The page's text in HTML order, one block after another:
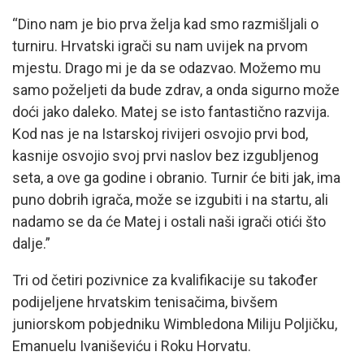
“Dino nam je bio prva želja kad smo razmišljali o
turniru. Hrvatski igrači su nam uvijek na prvom
mjestu. Drago mi je da se odazvao. Možemo mu
samo poželjeti da bude zdrav, a onda sigurno može
doći jako daleko. Matej se isto fantastično razvija.
Kod nas je na Istarskoj rivijeri osvojio prvi bod,
kasnije osvojio svoj prvi naslov bez izgubljenog
seta, a ove ga godine i obranio. Turnir će biti jak, ima
puno dobrih igrača, može se izgubiti i na startu, ali
nadamo se da će Matej i ostali naši igrači otići što
dalje.”
Tri od četiri pozivnice za kvalifikacije su također
podijeljene hrvatskim tenisačima, bivšem
juniorskom pobjedniku Wimbledona Miliju Poljičku,
Emanuelu Ivaniševiću i Roku Horvatu.